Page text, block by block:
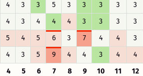
4 3 3 5 3 3 3 3 3
4 3 4 4 4 3 3 3 3
5 4 5 6 3 7 4 4 3
4 3 5 9 4 4 3 4 4
4 5 6 7 8 9 10 11 12